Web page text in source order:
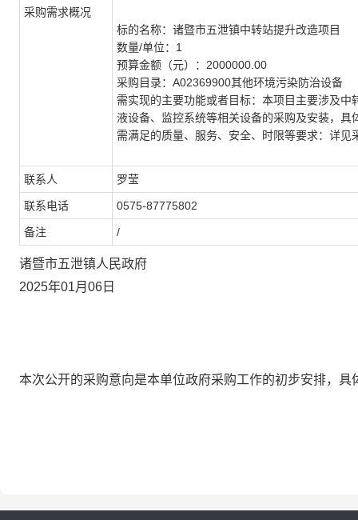
采购需求概况
标的名称： 诸暨市五泄镇中转站提升改造项目
数量/单位： 1
预算金额（元）： 2000000.00
采购目录： A02369900其他环境污染防治设备
需实现的主要功能或者目标： 本项目主要涉及中
液设备、监控系统等相关设备的采购及安装，具
需满足的质量、服务、安全、时限等要求： 详见
联系人 罗莹
联系电话 0575-87775802
备注 /
诸暨市五泄镇人民政府
2025年01月06日
本次公开的采购意向是本单位政府采购工作的初步安排，